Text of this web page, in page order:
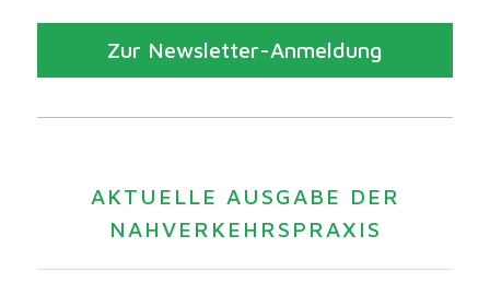
Zur Newsletter-Anmeldung
AKTUELLE AUSGABE DER
NAHVERKEHRSPRAXIS